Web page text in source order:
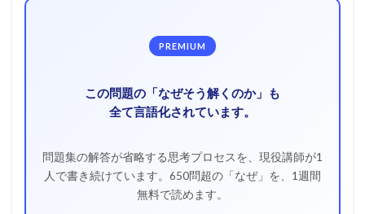
PREMIUM
この問題の「なぜそう解くのか」も
全て言語化されています。
問題集の解答が省略する思考プロセスを、現役講師が1
人で書き続けています。650問超の「なぜ」を、1週間
無料で読めます。